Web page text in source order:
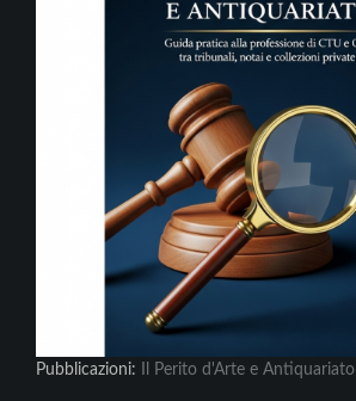
Pubblicazioni: Il Perito d'Arte e Antiquariato